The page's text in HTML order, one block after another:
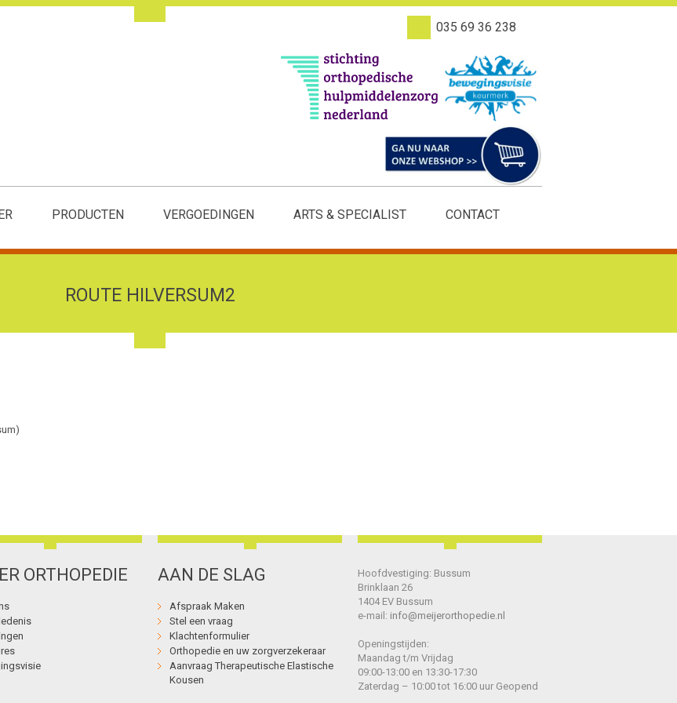
035 69 36 238
PRODUCTEN VERGOEDINGEN ARTS & SPECIALIST CONTACT
ROUTE HILVERSUM2
ORTHOPEDIE AAN DE SLAG
Afspraak Maken
Stel een vraag
Klachtenformulier
Orthopedie en uw zorgverzekeraar
Aanvraag Therapeutische Elastische
Kousen
Hoofdvestiging: Bussum
Brinklaan 26
1404 EV Bussum
e-mail: info@meijerorthopedie.nl
Openingstijden:
Maandag t/m Vrijdag
09:00-13:00 en 13:30-17:30
Zaterdag – 10:00 tot 16:00 uur Geopend